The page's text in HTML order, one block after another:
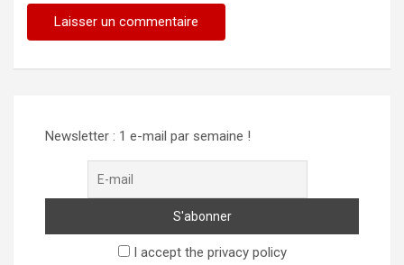
Newsletter : 1 e-mail par semaine !
I accept the privacy policy